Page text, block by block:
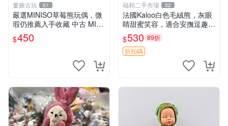
董爺古玩 61
嚴選MINISO草莓熊玩偶，微
瑕仍推薦入手收藏 中古 MINI
SO 草莓熊 玩具 收藏
$450
福和二手市場 32
法國Kaloo白色毛絨熊，灰眼
睛甜蜜笑容，適合安撫逗趣可
愛，柔軟面料手感佳。14 白
色安撫熊 毛絨玩具 寶寶逗樂
具
$530 89折
折扣碼